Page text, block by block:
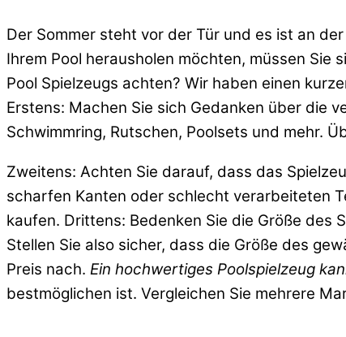
Der Sommer steht vor der Tür und es ist an
Ihrem Pool herausholen möchten, müssen Sie
Pool Spielzeugs achten? Wir haben einen
Erstens: Machen Sie sich Gedanken über die
Schwimmring, Rutschen, Poolsets und mehr.
Zweitens: Achten Sie darauf, dass das
scharfen Kanten oder schlecht verarbeiteten
kaufen. Drittens: Bedenken Sie die Größe des
Stellen Sie also sicher, dass die Größe des
Preis nach. Ein hochwertiges Poolspielzeug
bestmöglichen ist. Vergleichen Sie mehrere